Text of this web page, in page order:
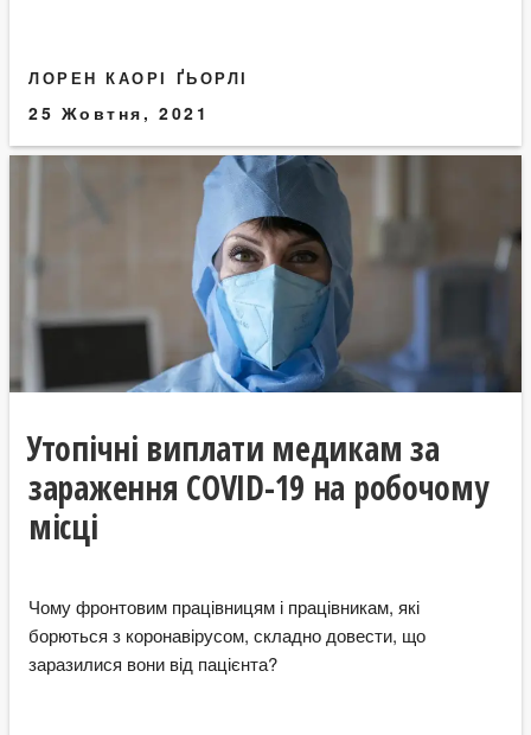
ЛОРЕН КАОРІ ҐЬОРЛІ
25 Жовтня, 2021
Утопічні виплати медикам за
зараження COVID-19 на робочому
місці
Чому фронтовим працівницям і працівникам, які
борються з коронавірусом, складно довести, що
заразилися вони від пацієнта?